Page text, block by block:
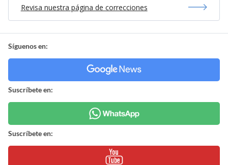
Revisa nuestra página de correcciones
Síguenos en:
Suscríbete en:
Suscríbete en: